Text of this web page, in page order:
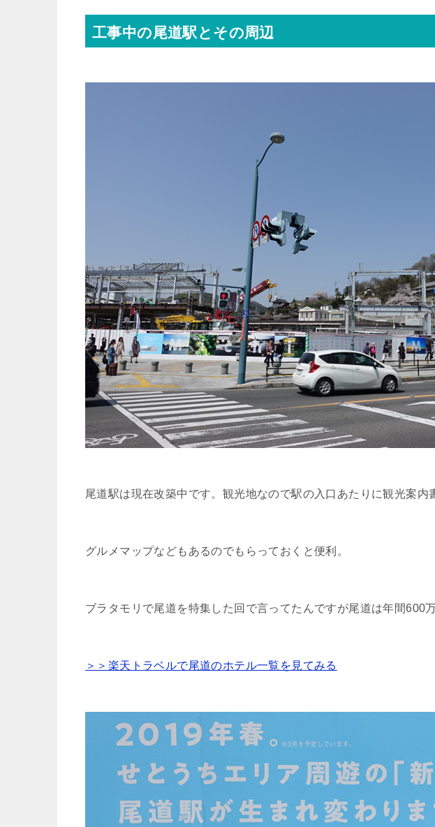
工事中の尾道駅とその周辺
尾道駅は現在改築中です。観光地なので駅の入口あたりに観光案内
グルメマップなどもあるのでもらっておくと便利。
ブラタモリで尾道を特集した回で言ってたんですが尾道は年間600
＞＞楽天トラベルで尾道のホテル一覧を見てみる